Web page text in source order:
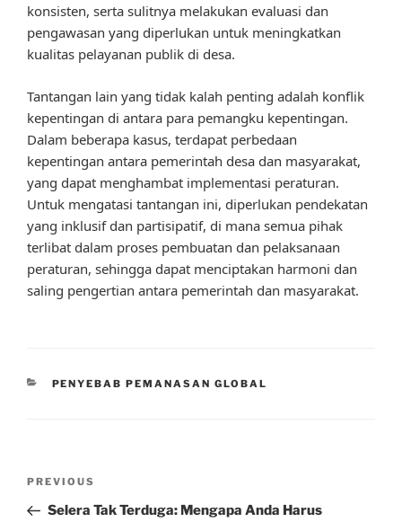
konsisten, serta sulitnya melakukan evaluasi dan
pengawasan yang diperlukan untuk meningkatkan
kualitas pelayanan publik di desa.
Tantangan lain yang tidak kalah penting adalah konflik
kepentingan di antara para pemangku kepentingan.
Dalam beberapa kasus, terdapat perbedaan
kepentingan antara pemerintah desa dan masyarakat,
yang dapat menghambat implementasi peraturan.
Untuk mengatasi tantangan ini, diperlukan pendekatan
yang inklusif dan partisipatif, di mana semua pihak
terlibat dalam proses pembuatan dan pelaksanaan
peraturan, sehingga dapat menciptakan harmoni dan
saling pengertian antara pemerintah dan masyarakat.
CATEGORIES
PENYEBAB PEMANASAN GLOBAL
Previous
Post
PREVIOUS
Selera Tak Terduga: Mengapa Anda Harus